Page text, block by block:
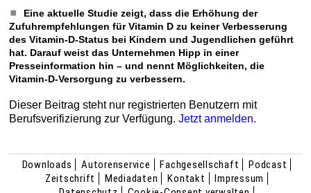
Eine aktuelle Studie zeigt, dass die Erhöhung der
Zufuhrempfehlungen für Vitamin D zu keiner Verbesserung
des Vitamin-D-Status bei Kindern und Jugendlichen geführt
hat. Darauf weist das Unternehmen Hipp in einer
Presseinformation hin – und nennt Möglichkeiten, die
Vitamin-D-Versorgung zu verbessern.
Dieser Beitrag steht nur registrierten Benutzern mit
Berufsverifizierung zur Verfügung.Jetzt anmelden.
Downloads Autorenservice Fachgesellschaft
Podcast
Zeitschrift
Mediadaten Kontakt
Impressum